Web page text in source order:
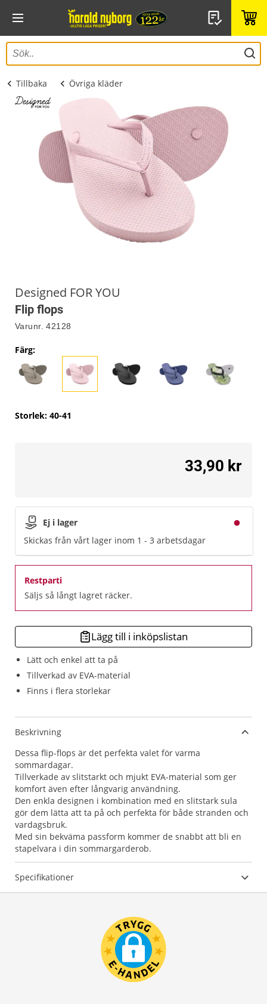
Tillbaka Övriga kläder
Designed FOR YOU
Flip flops
Varunr. 42128
Lätt och enkel att ta på
Tillverkad av EVA-material
Finns i flera storlekar
Färg:
Storlek: 40-41
Ej i lager
Skickas från vårt lager inom 1 - 3 arbetsdagar
Restparti
Säljs så långt lagret räcker.
33,90 kr
Lägg till i inköpslistan
Beskrivning
Dessa flip-flops är det perfekta valet för varma
sommardagar.
Tillverkade av slitstarkt och mjukt EVA-material som ger
komfort även efter långvarig användning.
Den enkla designen i kombination med en slitstark sula
gör dem lätta att ta på och perfekta för både stranden och
vardagsbruk.
Med sin bekväma passform kommer de snabbt att bli en
stapelvara i din sommargarderob.
Specifikationer